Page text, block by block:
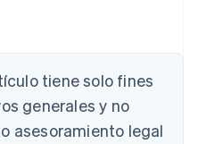
tiene solo fines
generales y no
asesoramiento legal